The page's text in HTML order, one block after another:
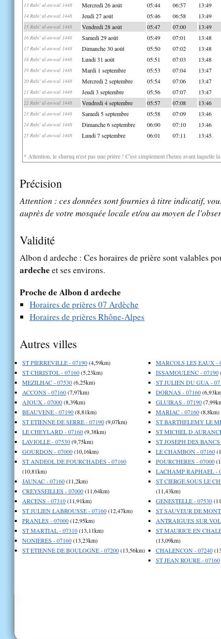
13 Rabi' al-awwal 1448 Mercredi 26 août 05:44 06:57 13:49
14 Rabi' al-awwal 1448 Jeudi 27 août 05:46 06:58 13:49
15 Rabi' al-awwal 1448 Vendredi 28 août 05:47 07:00 13:49
16 Rabi' al-awwal 1448 Samedi 29 août 05:49 07:01 13:48
17 Rabi' al-awwal 1448 Dimanche 30 août 05:50 07:02 13:48
18 Rabi' al-awwal 1448 Lundi 31 août 05:51 07:03 13:48
19 Rabi' al-awwal 1448 Mardi 1 septembre 05:53 07:04 13:47
20 Rabi' al-awwal 1448 Mercredi 2 septembre 05:54 07:06 13:47
21 Rabi' al-awwal 1448 Jeudi 3 septembre 05:56 07:07 13:47
22 Rabi' al-awwal 1448 Vendredi 4 septembre 05:57 07:08 13:46
23 Rabi' al-awwal 1448 Samedi 5 septembre 05:58 07:09 13:46
24 Rabi' al-awwal 1448 Dimanche 6 septembre 06:00 07:10 13:46
25 Rabi' al-awwal 1448 Lundi 7 septembre 06:01 07:11 13:45
* Attention, le shuruq n'est pas une prière ! C'est simplement l'heure avant laquelle
Précision
Attention : ces données sont fournies à titre indicatif,
auprès de votre mosquée locale et/ou au moyen de
Validité
Albon d ardeche : Ces horaires de prière sont valables
ardecheet ses environs.
Proche de Albon d ardeche
Horaires de prières 07 Ardèche
Horaires de prières Rhône-Alpes
Autres villes
ST PIERREVILLE - 07190(4,59km)
ST CHRISTOL - 07160(5,23km)
MEZILHAC - 07530(6,25km)
ACCONS - 07160(7,97km)
AJOUX - 07000(8,39km)
BEAUVENE - 07190(8,81km)
ST ETIENNE DE SERRE - 07190(9,07km)
LE CHEYLARD - 07160(9,38km)
LAVIOLLE - 07530(9,75km)
GOURDON - 07000(10,16km)
ST ANDEOL DE FOURCHADES - 07160
(10,81km)
JAUNAC - 07160(11,2km)
CREYSSEILLES - 07000(11,64km)
ARCENS - 07310(11,91km)
ST JULIEN LABROUSSE - 07160(12,47km)
PRANLES - 07000(12,95km)
ST MARTIAL - 07310(13,11km)
NONIERES - 07160(13,23km)
ST ETIENNE DE BOULOGNE - 07200(13,56km)
MARCOLS LES EAUX -
ISSAMOULENC - 07190
ST JULIEN DU GUA -
DORNAS - 07160
GLUIRAS - 07190
MARIAC - 07160(8,8km)
ST BARTHELEMY LE
ST MICHEL D
ST JOSEPH DES
LE CHAMBON - 07160
POURCHERES - 07000
LACHAMP RAPHAEL -
ST CIERGE SOUS LE
(11,43km)
GENESTELLE - 07530
ST SAUVEUR DE
ANTRAIGUES SUR
ST MAURICE EN
(13,09km)
CHALENCON - 07240
ST JEAN ROURE - 07160